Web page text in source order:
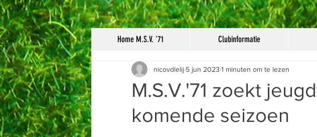
Home M.S.V. '71 Clubinformatie
M.S.V.'71 zoekt
komende seizoen
nicovdlelij 5 jun 2023 1 minuten om te lezen